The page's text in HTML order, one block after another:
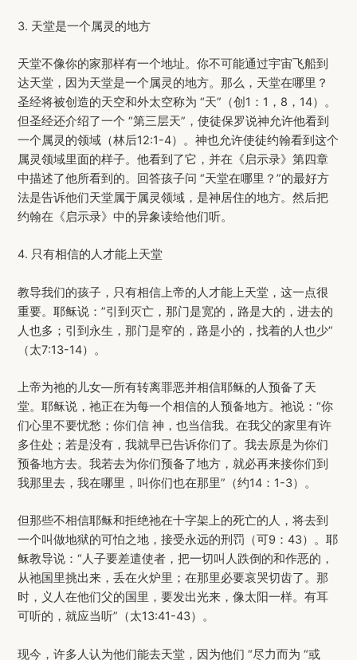
3. 天堂是一个属灵的地方
天堂不像你的家那样有一个地址。你不可能通过宇宙飞船到
达天堂，因为天堂是一个属灵的地方。那么，天堂在哪里？
圣经将被创造的天空和外太空称为 “天”（创1：1，8，14）。
但圣经还介绍了一个 “第三层天”，使徒保罗说神允许他看到
一个属灵的领域（林后12:1-4）。神也允许使徒约翰看到这个
属灵领域里面的样子。他看到了它，并在《启示录》第四章
中描述了他所看到的。回答孩子问 “天堂在哪里？”的最好方
法是告诉他们天堂属于属灵领域，是神居住的地方。然后把
约翰在《启示录》中的异象读给他们听。
4. 只有相信的人才能上天堂
教导我们的孩子，只有相信上帝的人才能上天堂，这一点很
重要。耶稣说：”引到灭亡，那门是宽的，路是大的，进去的
人也多；引到永生，那门是窄的，路是小的，找着的人也少”
（太7:13-14）。
上帝为祂的儿女—所有转离罪恶并相信耶稣的人预备了天
堂。耶稣说，祂正在为每一个相信的人预备地方。祂说：“你
们心里不要忧愁；你们信 神，也当信我。在我父的家里有许
多住处；若是没有，我就早已告诉你们了。我去原是为你们
预备地方去。我若去为你们预备了地方，就必再来接你们到
我那里去，我在哪里，叫你们也在那里”（约14：1-3）。
但那些不相信耶稣和拒绝祂在十字架上的死亡的人，将去到
一个叫做地狱的可怕之地，接受永远的刑罚（可9：43）。耶
稣教导说：“人子要差遣使者，把一切叫人跌倒的和作恶的，
从祂国里挑出来，丢在火炉里；在那里必要哀哭切齿了。那
时，义人在他们父的国里，要发出光来，像太阳一样。有耳
可听的，就应当听”（太13:41-43）。
现今，许多人认为他们能去天堂，因为他们 “尽力而为 “或